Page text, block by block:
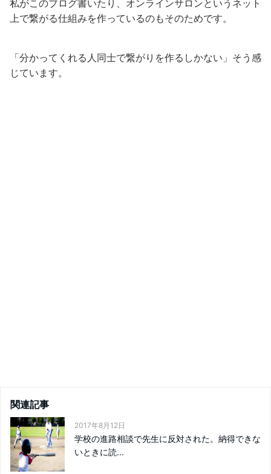
私がこのブログ書いたり、オンラインサロンというネット
上で繋がる仕組みを作っているのもそのためです。
「分かってくれる人同士で繋がりを作るしかない」そう感
じています。
関連記事
2017年8月12日
学校の進路相談で先生に反対された。納得できな
いときに読...